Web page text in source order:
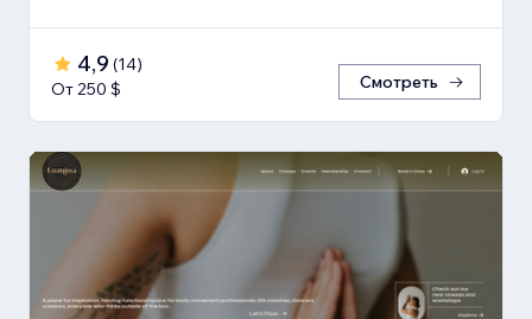
4,9 (14)
От 250 $
Смотреть